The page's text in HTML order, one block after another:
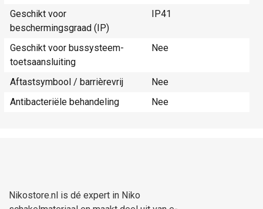
Geschikt voor
beschermingsgraad (IP)
IP41
Geschikt voor bussysteem-
toetsaansluiting
Nee
Aftastsymbool / barrièrevrij
Nee
Antibacteriële behandeling
Nee
Nikostore.nl is dé expert in Niko